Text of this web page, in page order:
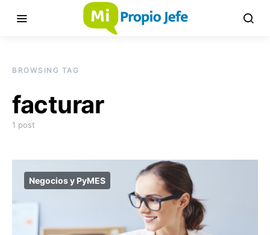
BROWSING TAG
facturar
1 post
Negocios y PyMES